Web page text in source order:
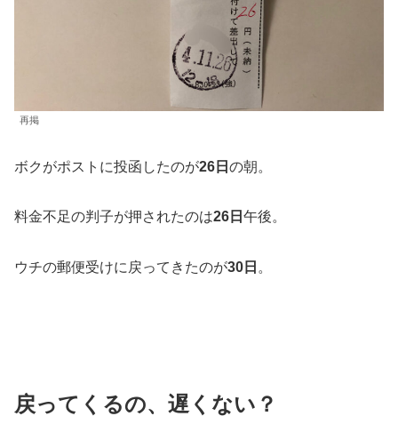
再掲
ボクがポストに投函したのが26日 の朝。
料金不足の判子が押されたのは26日 午後。
ウチの郵便受けに戻ってきたのが30日 。
戻ってくるの、遅くない？